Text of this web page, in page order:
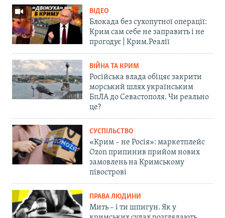
ВІДЕО
Блокада без сухопутної операції:
Крим сам себе не заправить і не
прогодує | Крим.Реалії
ВІЙНА ТА КРИМ
Російська влада обіцяє закрити
морський шлях українським
БпЛА до Севастополя. Чи реально
це?
СУСПІЛЬСТВО
«Крим – не Росія»: маркетплейс
Ozon припинив прийом нових
замовлень на Кримському
півострові
ПРАВА ЛЮДИНИ
Мить – і ти шпигун. Як у